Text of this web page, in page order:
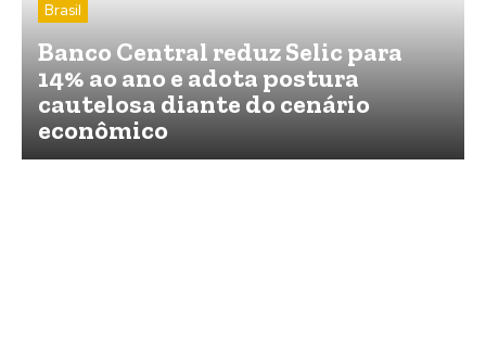
Brasil
Banco Central reduz Selic para
14% ao ano e adota postura
cautelosa diante do cenário
econômico